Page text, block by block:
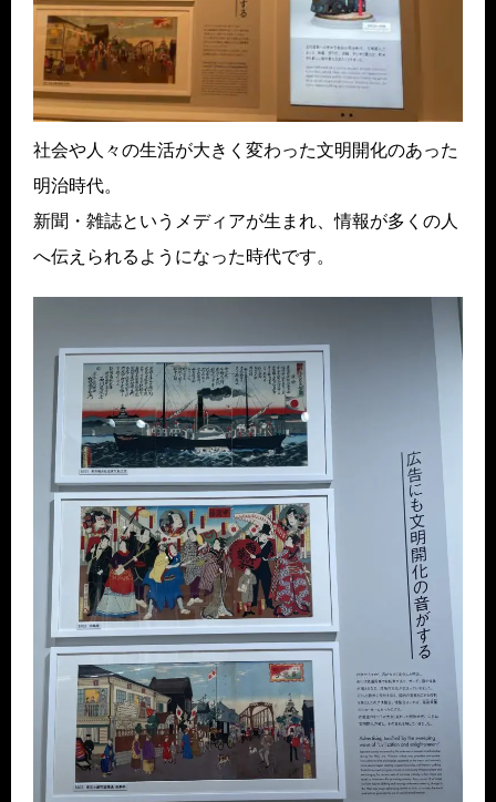
社会や人々の生活が大きく変わった文明開化のあった
明治時代。
新聞・雑誌というメディアが生まれ、情報が多くの人
へ伝えられるようになった時代です。